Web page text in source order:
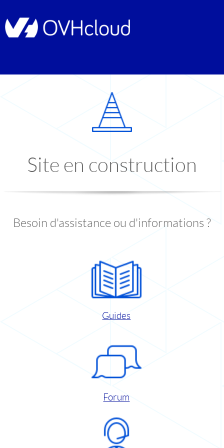
Site en construction
Besoin d'assistance ou d'informations ?
Guides
Forum